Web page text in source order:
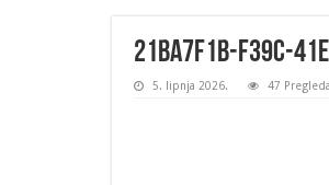
21ba7f1b-f39c-
5. lipnja 2026. 47 Pregleda